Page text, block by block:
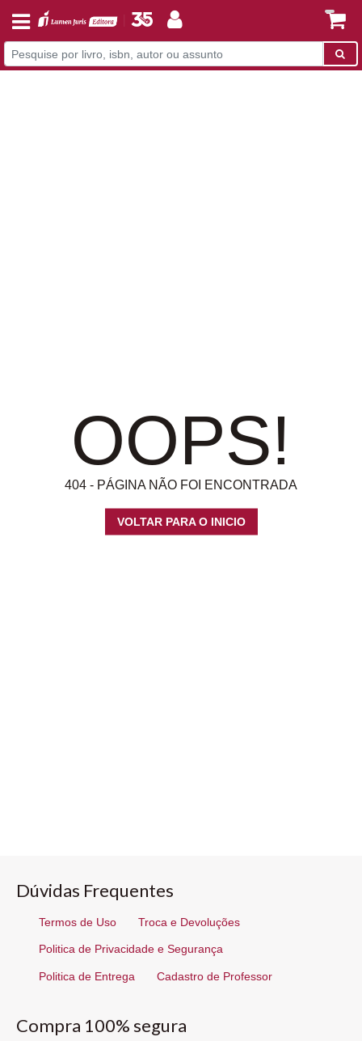
OOPS!
404 - PÁGINA NÃO FOI ENCONTRADA
VOLTAR PARA O INICIO
Dúvidas Frequentes
Termos de Uso Troca e Devoluções
Politica de Privacidade e Segurança
Politica de Entrega Cadastro de Professor
Compra 100% segura